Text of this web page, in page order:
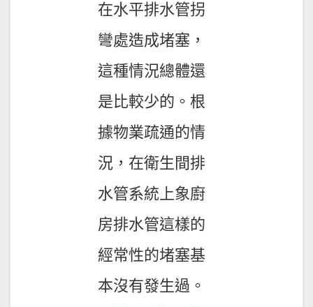
在水平排水管拐
彎處造成堵塞，
這種情況總體還
是比較少的。根
據物業疏通的情
況，在衛生間排
水管系統上象廚
房排水管這樣的
經常性的堵塞基
本沒有發生過。